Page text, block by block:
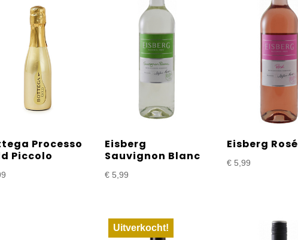
Processo
Piccolo
Eisberg
Sauvignon Blanc
€5,99
Eisberg Rosé
€ 5,99
Uitverkocht!